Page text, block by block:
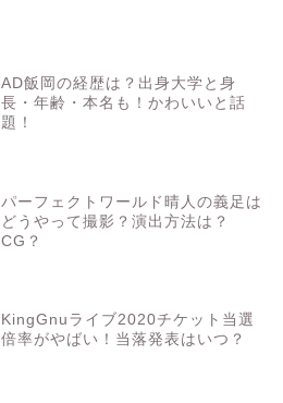
AD飯岡の経歴は？出身大学と身
長・年齢・本名も！かわいいと話
題！
パーフェクトワールド晴人の義足は
どうやって撮影？演出方法は？
CG？
KingGnuライブ2020チケット当選
倍率がやばい！当落発表はいつ？